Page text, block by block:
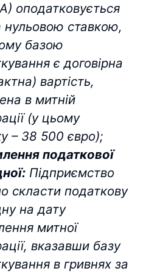
оподатковується
ставкою,
базою
є договірна
вартість,
в митній
(у цьому
– 38 500 євро);
податкової
Підприємство
скласти податкову
на дату
митної
вказавши базу
в гривнях за